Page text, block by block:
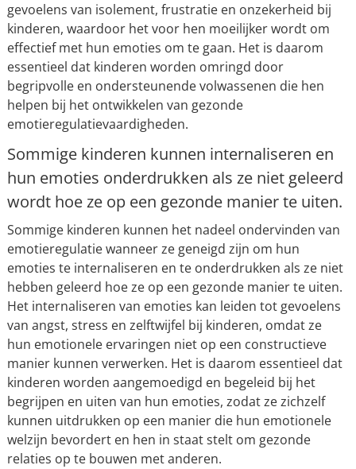
gevoelens van isolement, frustratie en onzekerheid bij
kinderen, waardoor het voor hen moeilijker wordt om
effectief met hun emoties om te gaan. Het is daarom
essentieel dat kinderen worden omringd door
begripvolle en ondersteunende volwassenen die hen
helpen bij het ontwikkelen van gezonde
emotieregulatievaardigheden.
Sommige kinderen kunnen internaliseren en
hun emoties onderdrukken als ze niet geleerd
wordt hoe ze op een gezonde manier te uiten.
Sommige kinderen kunnen het nadeel ondervinden van
emotieregulatie wanneer ze geneigd zijn om hun
emoties te internaliseren en te onderdrukken als ze niet
hebben geleerd hoe ze op een gezonde manier te uiten.
Het internaliseren van emoties kan leiden tot gevoelens
van angst, stress en zelftwijfel bij kinderen, omdat ze
hun emotionele ervaringen niet op een constructieve
manier kunnen verwerken. Het is daarom essentieel dat
kinderen worden aangemoedigd en begeleid bij het
begrijpen en uiten van hun emoties, zodat ze zichzelf
kunnen uitdrukken op een manier die hun emotionele
welzijn bevordert en hen in staat stelt om gezonde
relaties op te bouwen met anderen.